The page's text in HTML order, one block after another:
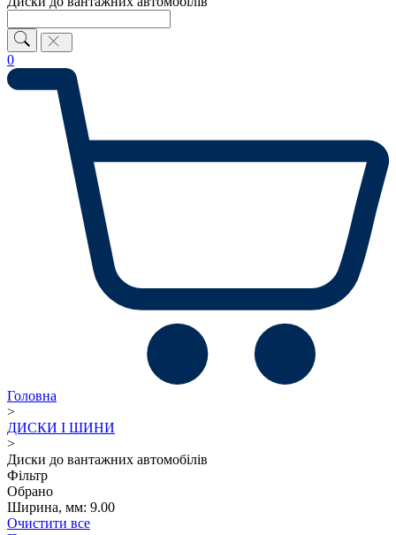
0
Головна
>
ДИСКИ І ШИНИ
>
Диски до вантажних автомобілів
Фільтр
Обрано
Ширина, мм: 9.00
Очистити все